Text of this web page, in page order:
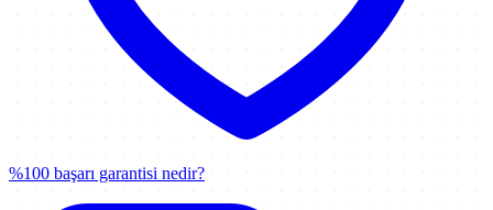
%100 başarı garantisi nedir?